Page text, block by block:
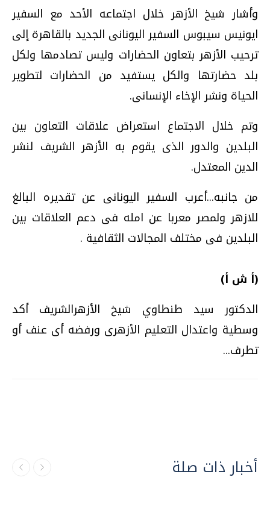
وأشار شيخ الأزهر خلال اجتماعه الأحد مع السفير
ايونيس سيبوس السفير اليونانى الجديد بالقاهرة إلى
ترحيب الأزهر بتعاون الحضارات وليس تصادمها ولكل
بلد حضارتها والكل يستفيد من الحضارات لتطوير
الحياة ونشر الإخاء الإنسانى.
وتم خلال الاجتماع استعراض علاقات التعاون بين
البلدين والدور الذى يقوم به الأزهر الشريف لنشر
الدين المعتدل.
من جانبه...أعرب السفير اليونانى عن تقديره البالغ
للازهر ولمصر معربا عن امله فى دعم العلاقات بين
البلدين فى مختلف المجالات الثقافية .
(أ ش أ)
الدكتور سيد طنطاوي شيخ الأزهرالشريف أكد
وسطية واعتدال التعليم الأزهرى ورفضه أى عنف أو
تطرف...
أخبار ذات صلة